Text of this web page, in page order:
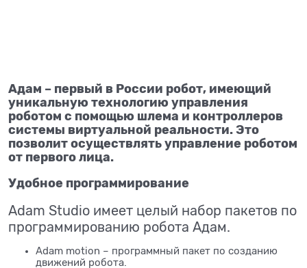
Адам – первый в России робот, имеющий
уникальную технологию управления
роботом с помощью шлема и контроллеров
системы виртуальной реальности. Это
позволит осуществлять управление роботом
от первого лица.
Удобное программирование
Adam Studio имеет целый набор пакетов по
программированию робота Адам.
Adam motion – программный пакет по созданию
движений робота.